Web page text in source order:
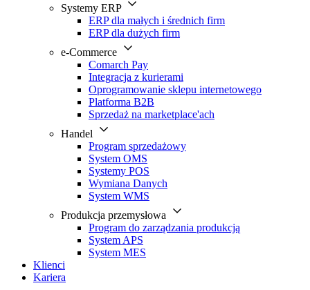
Systemy ERP
ERP dla małych i średnich firm
ERP dla dużych firm
e-Commerce
Comarch Pay
Integracja z kurierami
Oprogramowanie sklepu internetowego
Platforma B2B
Sprzedaż na marketplace'ach
Handel
Program sprzedażowy
System OMS
Systemy POS
Wymiana Danych
System WMS
Produkcja przemysłowa
Program do zarządzania produkcją
System APS
System MES
Klienci
Kariera